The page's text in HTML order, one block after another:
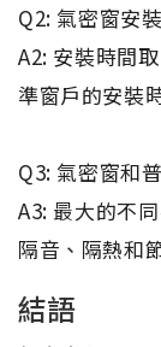
Q2: 氣密窗安
A2: 安裝時間
準窗戶的安裝
Q3: 氣密窗和
A3: 最大的不
隔音、隔熱和
結語